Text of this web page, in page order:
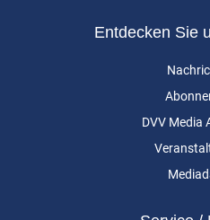
Entdecken Sie
DVV Media